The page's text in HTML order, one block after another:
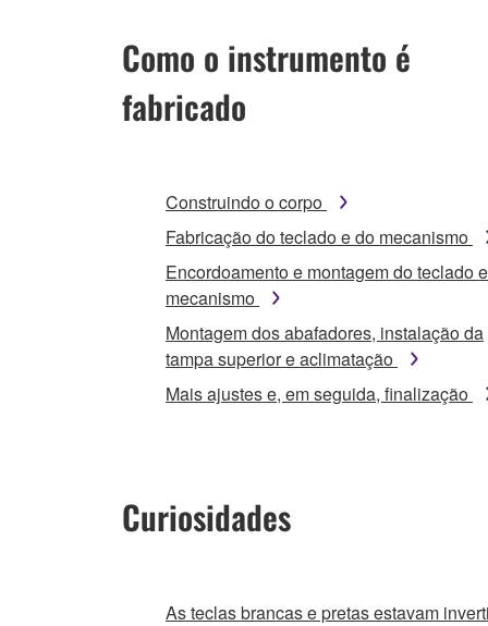
Como o instrumento é
fabricado
Construindo o corpo
Fabricação do teclado e do mecanismo
Encordoamento e montagem do teclado
mecanismo
Montagem dos abafadores, instalação da
tampa superior e aclimatação
Mais ajustes e, em seguida, finalização
Curiosidades
As teclas brancas e pretas estavam